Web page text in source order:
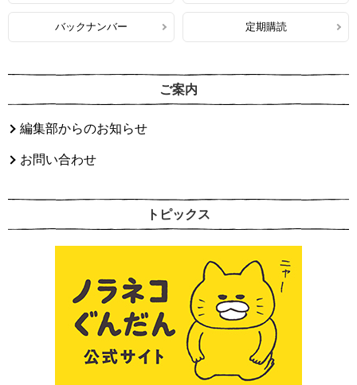
バックナンバー 定期購読
ご案内
編集部からのお知らせ
お問い合わせ
トピックス